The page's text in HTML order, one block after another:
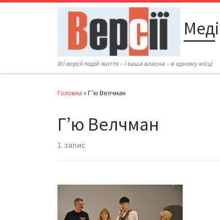
Перейти до вмісту
Усі версії подій життя – і ваша власна – в одному місці
Головна »Г’ю Велчман
Г’ю Велчман
1 запис
23 червня 2023-го у Чернівцях
завершився третій міжнародний
кінофестиваль Миколайчук OPEN.